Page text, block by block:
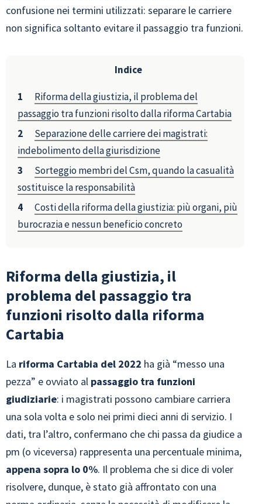
confusione nei termini utilizzati: separare le carriere
non significa soltanto evitare il passaggio tra funzioni.
Indice
Riforma della giustizia, il problema del
passaggio tra funzioni risolto dalla riforma Cartabia
Separazione delle carriere dei magistrati:
indebolimento della giurisdizione
Sorteggio membri del Csm, quando la casualità
sostituisce la responsabilità
Costi della riforma della giustizia: più organi, più
burocrazia e nessun beneficio concreto
Riforma della giustizia, il
problema del passaggio tra
funzioni risolto dalla riforma
Cartabia
La riforma Cartabia del 2022 ha già “messo una
pezza” e ovviato al passaggio tra funzioni
giudiziarie: i magistrati possono cambiare carriera
una sola volta e solo nei primi dieci anni di servizio. I
dati, tra l’altro, confermano che chi passa da giudice a
pm (o viceversa) rappresenta una percentuale minima,
appena sopra lo 0%. Il problema che si dice di voler
risolvere, dunque, è stato già affrontato con una